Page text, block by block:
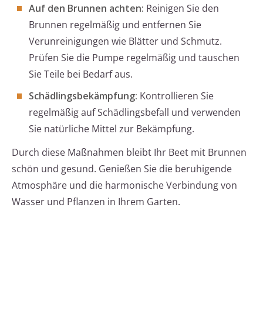
Auf den Brunnen achten: Reinigen Sie den
Brunnen regelmäßig und entfernen Sie
Verunreinigungen wie Blätter und Schmutz.
Prüfen Sie die Pumpe regelmäßig und tauschen
Sie Teile bei Bedarf aus.
Schädlingsbekämpfung: Kontrollieren Sie
regelmäßig auf Schädlingsbefall und verwenden
Sie natürliche Mittel zur Bekämpfung.
Durch diese Maßnahmen bleibt Ihr Beet mit Brunnen
schön und gesund. Genießen Sie die beruhigende
Atmosphäre und die harmonische Verbindung von
Wasser und Pflanzen in Ihrem Garten.